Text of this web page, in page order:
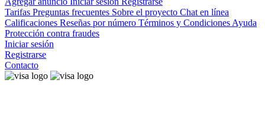
Tarifas Preguntas frecuentes Sobre el proyecto Chat en línea
Calificaciones Reseñas por número Términos y Condiciones Ayuda
Protección contra fraudes
Iniciar sesión
Registrarse
Contacto